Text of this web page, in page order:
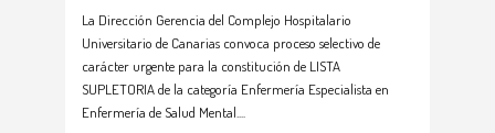
La Dirección Gerencia del Complejo Hospitalario
Universitario de Canarias convoca proceso selectivo de
carácter urgente para la constitución de LISTA
SUPLETORIA de la categoría Enfermería Especialista en
Enfermería de Salud Mental.